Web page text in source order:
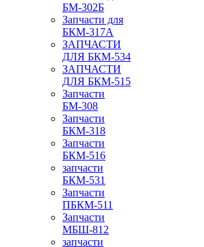
БМ-302Б
Запчасти для
БКМ-317А
ЗАПЧАСТИ
ДЛЯ БКМ-534
ЗАПЧАСТИ
ДЛЯ БКМ-515
Запчасти
БМ-308
Запчасти
БКМ-318
Запчасти
БКМ-516
запчасти
БКМ-531
Запчасти
ПБКМ-511
Запчасти
МБШ-812
запчасти